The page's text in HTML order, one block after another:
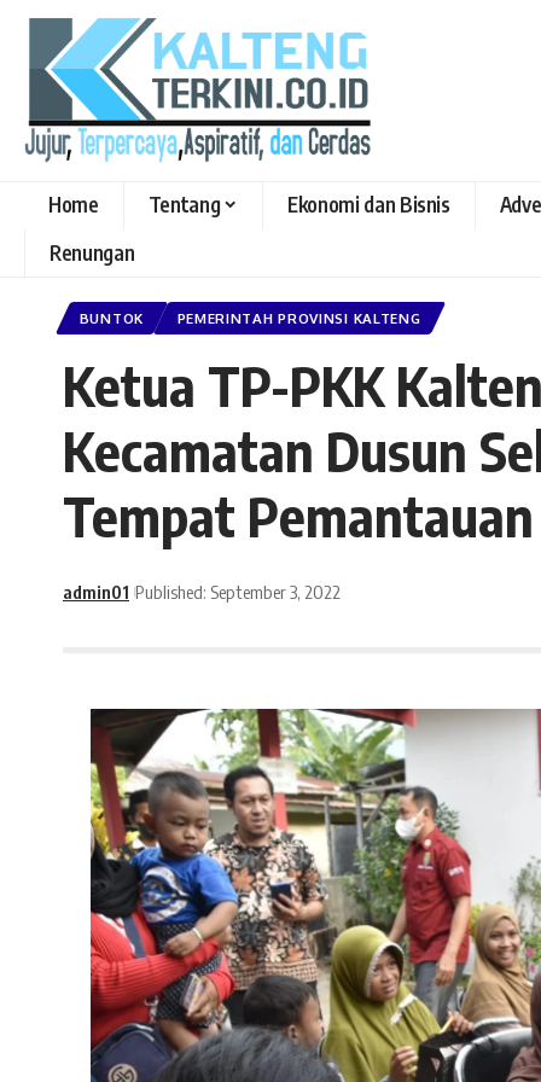
Home Tentang Ekonomi dan Bisnis
Renungan
BUNTOK PEMERINTAH PROVINSI KALTENG
Ketua TP-PKK
Kecamatan Dusun
Tempat
admin01 Published: September 3, 2022